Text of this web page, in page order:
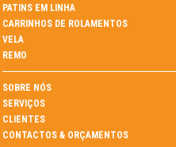
PATINS EM LINHA
CARRINHOS DE ROLAMENTOS
VELA
REMO
SOBRE NÓS
SERVIÇOS
CLIENTES
CONTACTOS & ORÇAMENTOS